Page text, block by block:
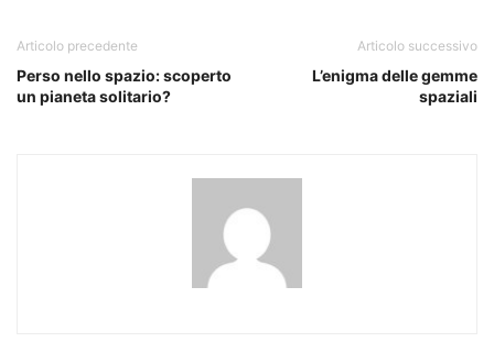
Articolo precedente
Perso nello spazio: scoperto
un pianeta solitario?
Articolo successivo
L’enigma delle gemme
spaziali